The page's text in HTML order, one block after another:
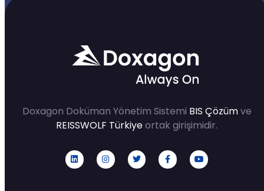
Doxagon Doküman Yönetim Sistemi BIS Çözümve
REISSWOLF Türkiyeortak girişimidir.